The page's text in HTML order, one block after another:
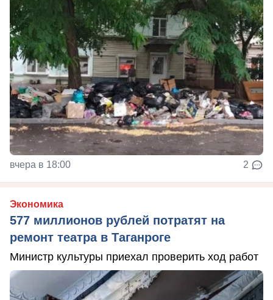
вчера в 18:00 2
Экономика
577 миллионов рублей потратят на
ремонт театра в Таганроге
Министр культуры приехал проверить ход работ